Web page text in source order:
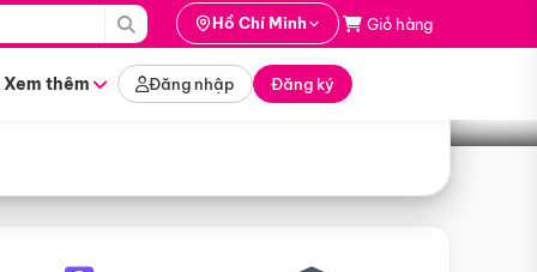
Hồ Chí Minh Giỏ hàng
Xem thêm Đăng nhập Đăng ký
Tìm tour